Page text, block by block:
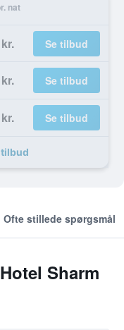
nat
Se tilbud
Se tilbud
Se tilbud
tilbud
Ofte stillede spørgsmål
Sharm